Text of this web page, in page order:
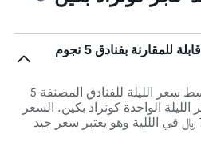
هل الأسعار في كونراد بكين قابلة للمقارنة بفنادق 5 نجوم
هناك فرق يبلغ 27% في متوسط ​​سعر الليلة للفنادق المصنفة 5
الواحدة كونراد بكين. السعر
في كونراد بكين هو فقط 718 ﷼ في الللية وهو يعتبر سعر جيد